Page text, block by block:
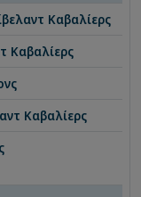
Καβαλίερς
Καβαλίερς
Καβαλίερς